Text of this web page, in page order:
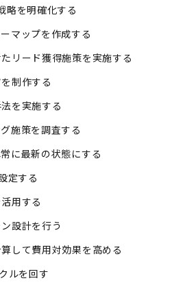
略を明確化する
マップを作成する
リード獲得施策を実施する
制作する
を実施する
施策を調査する
に最新の状態にする
定する
用する
設計を行う
して費用対効果を高める
ルを回す